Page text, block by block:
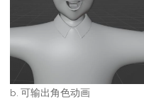
b. 可输出角色动画